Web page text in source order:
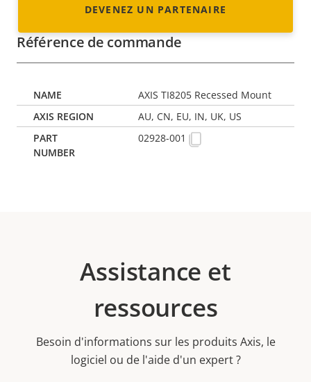
DEVENEZ UN PARTENAIRE
Référence de commande
AXIS TI8205 Recessed Mount
AU, CN, EU, IN, UK, US
02928-001
Assistance et
ressources
Besoin d'informations sur les produits Axis, le
logiciel ou de l'aide d'un expert ?